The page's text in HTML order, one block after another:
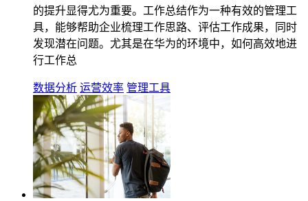
的提升显得尤为重要。工作总结作为一种有效的管理工
具，能够帮助企业梳理工作思路、评估工作成果，同时
发现潜在问题。尤其是在华为的环境中，如何高效地进
行工作总
数据分析 运营效率 管理工具